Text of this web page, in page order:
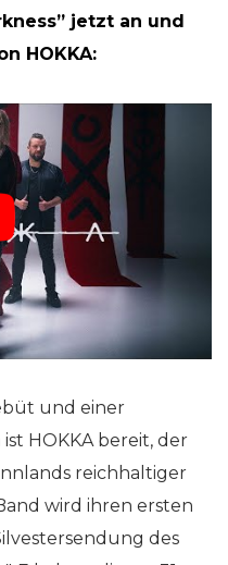
jetzt an und
HOKKA:
und einer
HOKKA bereit, der
reichhaltiger
wird ihren ersten
des